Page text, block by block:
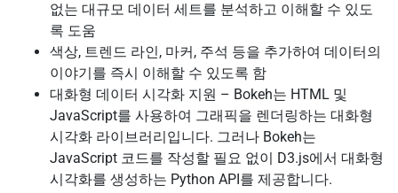
없는 대규모 데이터 세트를 분석하고 이해할 수 있도
록 도움
색상, 트렌드 라인, 마커, 주석 등을 추가하여 데이터의
이야기를 즉시 이해할 수 있도록 함
대화형 데이터 시각화 지원 – Bokeh는 HTML 및
JavaScript를 사용하여 그래픽을 렌더링하는 대화형
시각화 라이브러리입니다. 그러나 Bokeh는
JavaScript 코드를 작성할 필요 없이 D3.js에서 대화형
시각화를 생성하는 Python API를 제공합니다.